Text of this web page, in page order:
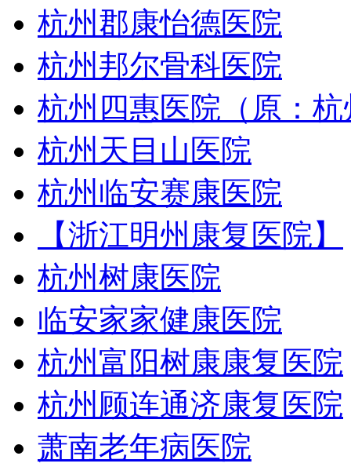
杭州郡康怡德医院
杭州邦尔骨科医院
杭州四惠医院（原：
杭州天目山医院
杭州临安赛康医院
【浙江明州康复医院】
杭州树康医院
临安家家健康医院
杭州富阳树康康复医院
杭州顾连通济康复医院
萧南老年病医院